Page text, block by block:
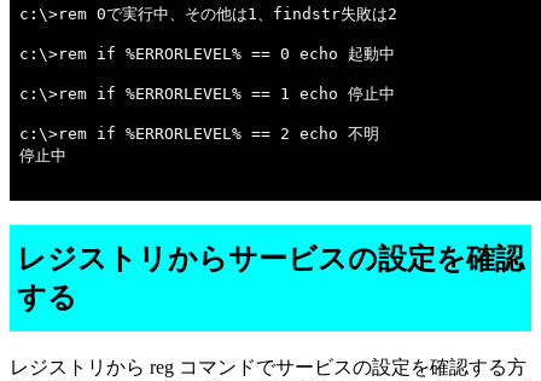
c:\>rem 0で実行中、その他は1、findstr失敗は2
c:\>rem if %ERRORLEVEL% == 0 echo 起動中
c:\>rem if %ERRORLEVEL% == 1 echo 停止中
c:\>rem if %ERRORLEVEL% == 2 echo 不明
停止中
レジストリからサービスの設定を確認
する
レジストリから reg コマンドでサービスの設定を確認する方